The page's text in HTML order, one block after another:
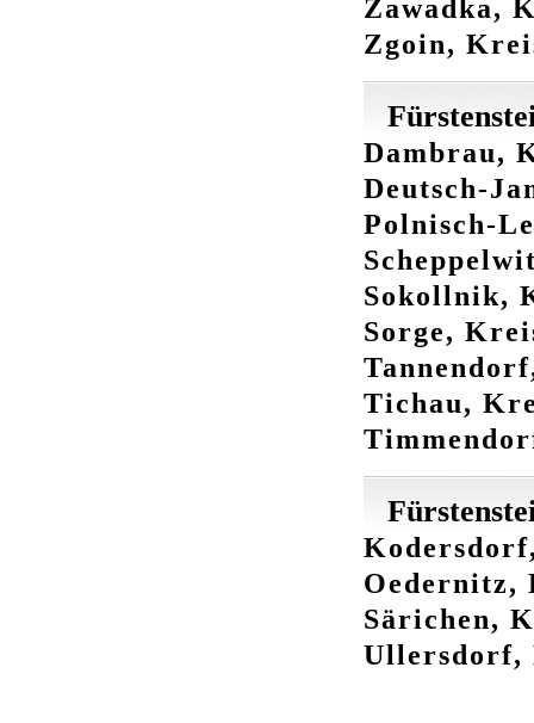
Zawadka,
Zgoin,
Dambrau,
Deutsch-
Polnisch-
Sokollnik,
Sorge,
Tichau,
Oedernitz,
Särichen,
Ullersdorf,